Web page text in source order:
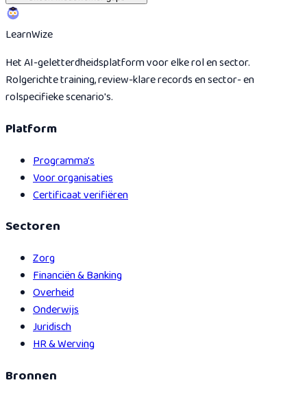
LearnWize
Het AI-geletterdheidsplatform voor elke rol en sector.
Rolgerichte training, review-klare records en sector- en
rolspecifieke scenario's.
Platform
Programma's
Voor organisaties
Certificaat verifiëren
Sectoren
Zorg
Financiën & Banking
Overheid
Onderwijs
Juridisch
HR & Werving
Bronnen